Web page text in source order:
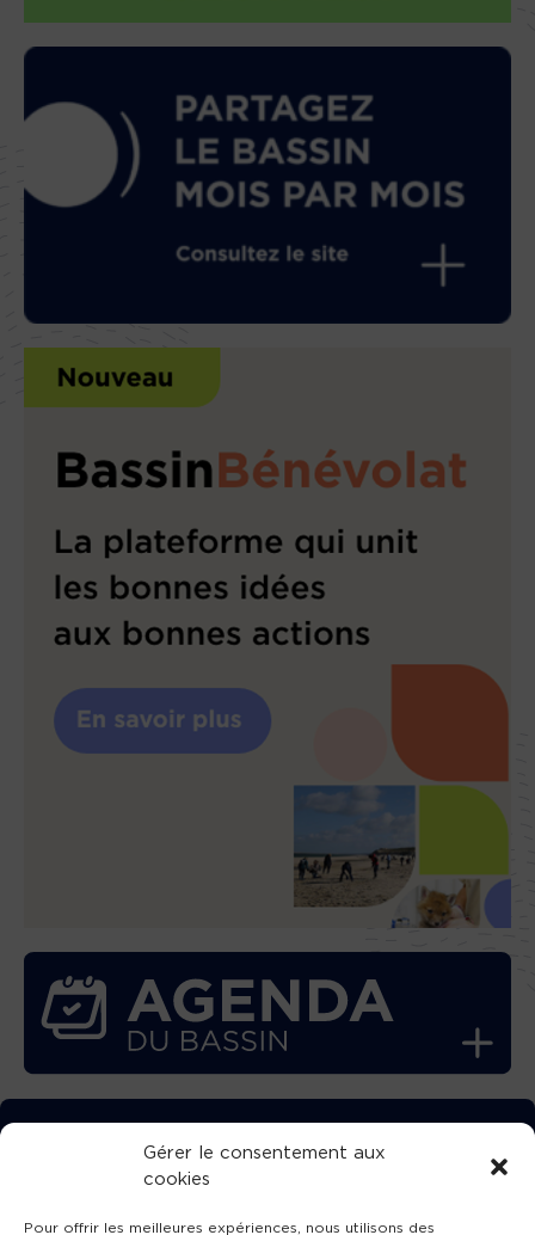
Gérer le consentement aux
cookies
Pour offrir les meilleures expériences, nous utilisons des
TÉLÉCHARGEZ GRATUITEMENT
L’APPLICATION TVBA !